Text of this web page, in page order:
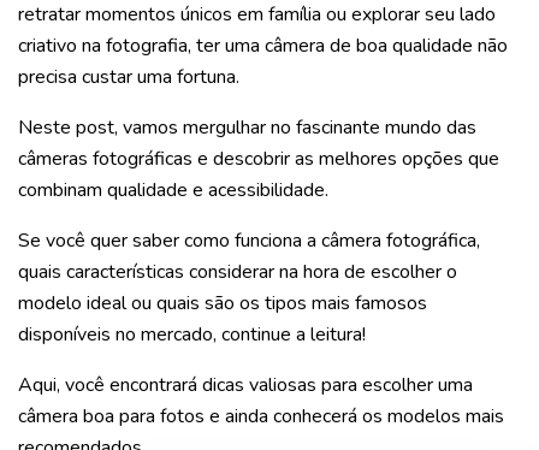
retratar momentos únicos em família ou explorar seu lado
criativo na fotografia, ter uma câmera de boa qualidade não
precisa custar uma fortuna.
Neste post, vamos mergulhar no fascinante mundo das
câmeras fotográficas e descobrir as melhores opções que
combinam qualidade e acessibilidade.
Se você quer saber como funciona a câmera fotográfica,
quais características considerar na hora de escolher o
modelo ideal ou quais são os tipos mais famosos
disponíveis no mercado, continue a leitura!
Aqui, você encontrará dicas valiosas para escolher uma
câmera boa para fotos e ainda conhecerá os modelos mais